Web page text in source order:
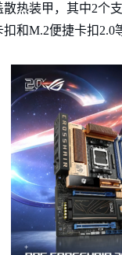
散热装甲，其中2个
扣和M.2便捷卡扣2.0